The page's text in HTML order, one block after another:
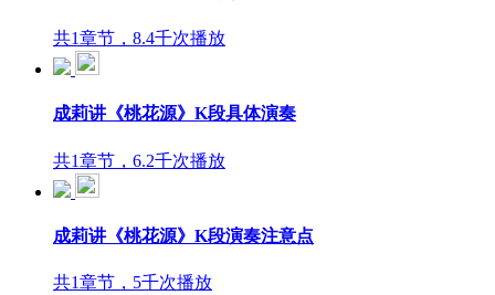
共1章节，8.4千次播放
成莉讲《桃花源》K段具体演奏
共1章节，6.2千次播放
成莉讲《桃花源》K段演奏注意点
共1章节，5千次播放